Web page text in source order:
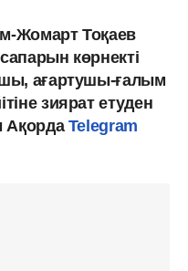
Жомарт Тоқаев
көрнекті
ағартушы-ғалым
зиярат етуден
Ақорда Telegram